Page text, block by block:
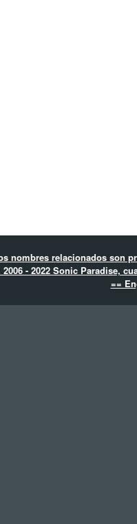
nombres relacionados son
- 2022 Sonic Paradise,
==